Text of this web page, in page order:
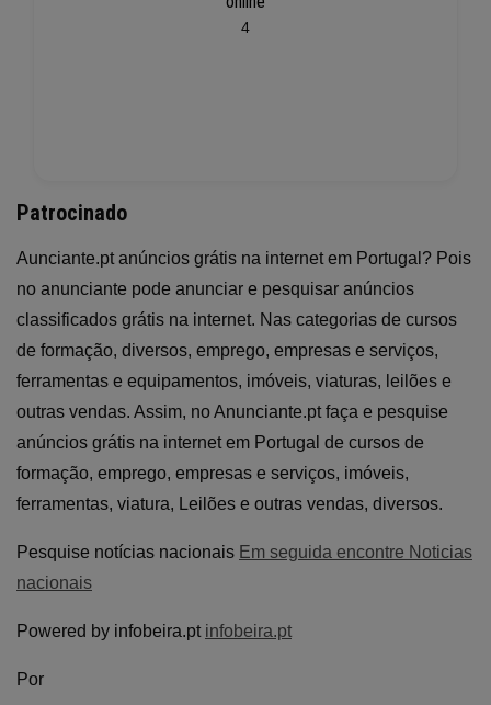
4
Patrocinado
Aunciante.pt anúncios grátis na internet em Portugal? Pois
no anunciante pode anunciar e pesquisar anúncios
classificados grátis na internet. Nas categorias de cursos
de formação, diversos, emprego, empresas e serviços,
ferramentas e equipamentos, imóveis, viaturas, leilões e
outras vendas. Assim, no Anunciante.pt faça e pesquise
anúncios grátis na internet em Portugal de cursos de
formação, emprego, empresas e serviços, imóveis,
ferramentas, viatura, Leilões e outras vendas, diversos.
Pesquise notícias nacionais Em seguida encontre Noticias
nacionais
Powered by infobeira.pt infobeira.pt
Por